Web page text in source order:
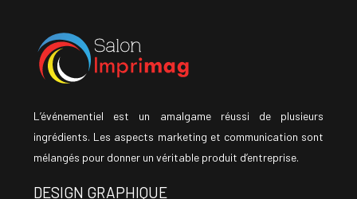
L’événementiel est un amalgame réussi de plusieurs
ingrédients. Les aspects marketing et communication sont
mélangés pour donner un véritable produit d’entreprise.
DESIGN GRAPHIQUE